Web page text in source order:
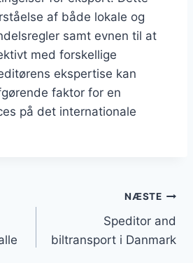
af både lokale og
samt evnen til at
med forskellige
ekspertise kan
faktor for en
på det internationale
NÆSTE
Speditor and
biltransport i Danmark